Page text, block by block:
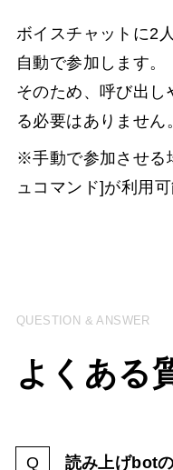
ボイスチャットに2
自動で参加します。
そのため、呼び出し
る必要はありません。
※手動で参加させる
ュコマンド]が利用可
QUESTION & ANSWER
よくある
読み上げbot